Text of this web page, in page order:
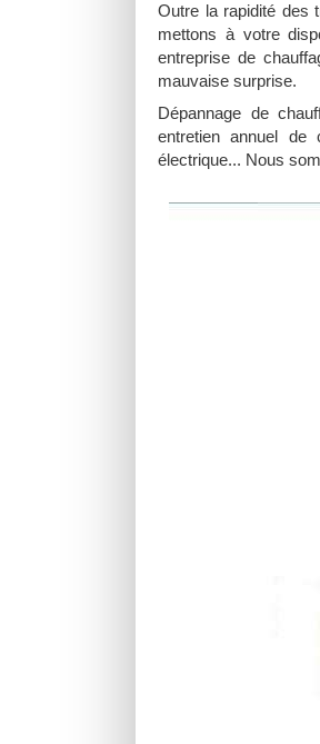
Outre la rapidité des
mettons à votre
entreprise de
mauvaise surprise.
Dépannage de
entretien annuel de
électrique... Nous